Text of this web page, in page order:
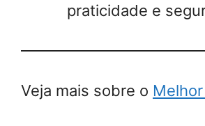
praticidade e
Veja mais sobre o